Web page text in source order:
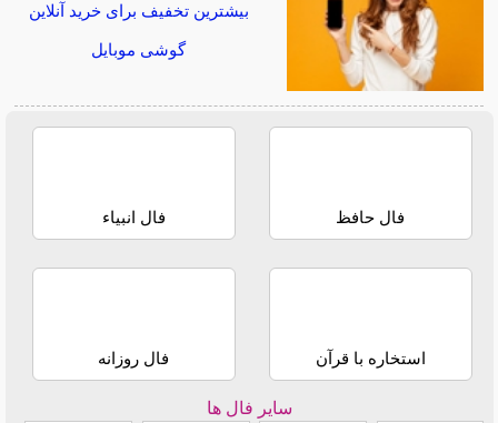
بیشترین تخفیف برای خرید آنلاین
گوشی موبایل
فال حافظ فال انبیاء
استخاره با قرآن فال روزانه
سایر فال ها